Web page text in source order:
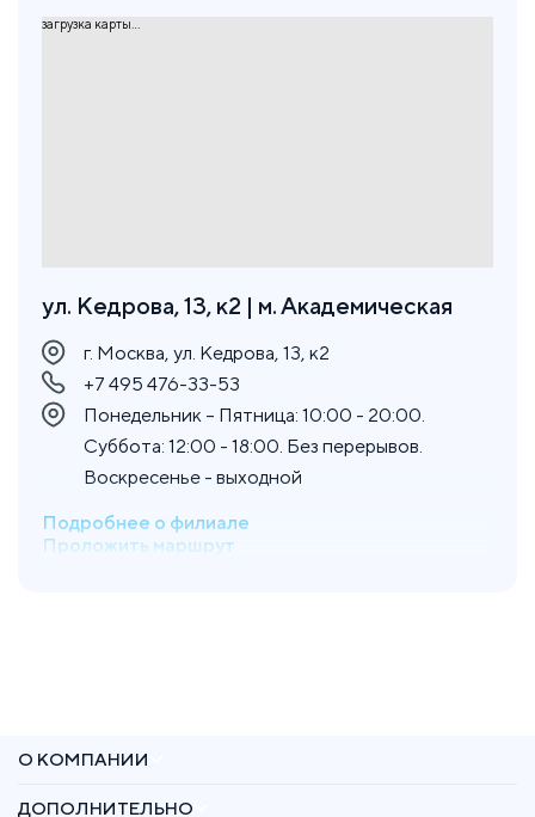
ул. Кедрова, 13, к2 | м. Академическая
г. Москва, ул. Кедрова, 13, к2
+7 495 476-33-53
Понедельник – Пятница: 10:00 - 20:00.
Суббота: 12:00 - 18:00. Без перерывов.
Воскресенье - выходной
Подробнее о филиале
Проложить маршрут
Проложить маршрут
загрузка карты...
О КОМПАНИИ
ДОПОЛНИТЕЛЬНО